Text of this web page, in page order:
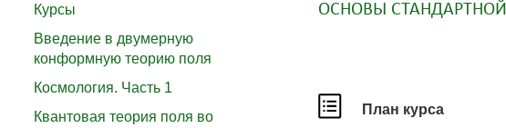
Курсы
Введение в двумерную
конформную теорию поля
Космология. Часть 1
Квантовая теория поля во
ОСНОВЫ
План курса